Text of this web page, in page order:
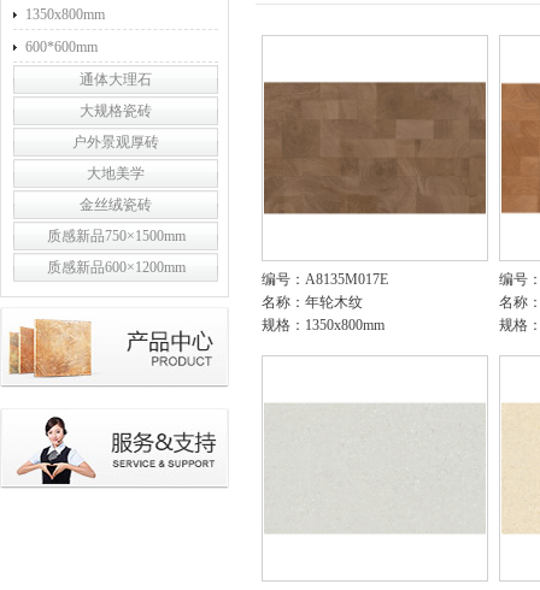
1350x800mm
600*600mm
通体大理石
大规格瓷砖
户外景观厚砖
大地美学
金丝绒瓷砖
质感新品750×1500mm
质感新品600×1200mm
编号：A8135M017E
名称：年轮木纹
规格：1350x800mm
编号
名称
规格